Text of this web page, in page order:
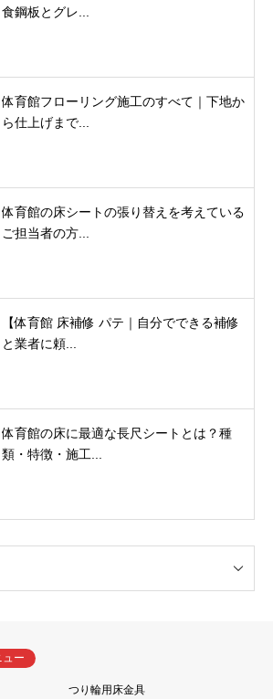
食鋼板とグレ...
体育館フローリング施工のすべて｜下地か
ら仕上げまで...
体育館の床シートの張り替えを考えている
ご担当者の方...
【体育館 床補修 パテ｜自分でできる補修
と業者に頼...
体育館の床に最適な長尺シートとは？種
類・特徴・施工...
ー
つり輪用床金具